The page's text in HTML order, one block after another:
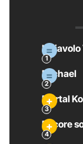
Il Diavolo
Michael
Mortal
Pecore